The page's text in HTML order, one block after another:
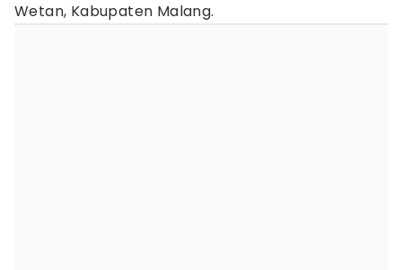
Wetan, Kabupaten Malang.